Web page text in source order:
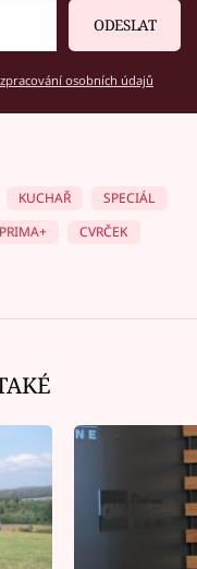
ODESLAT
osobních údajů
KUCHAŘ
SPECIÁL
PRIMA+
CVRČEK